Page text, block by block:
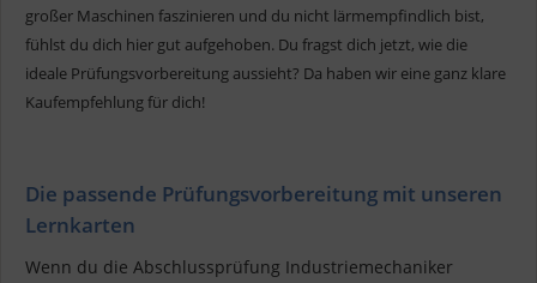
großer Maschinen faszinieren und du nicht lärmempfindlich bist,
fühlst du dich hier gut aufgehoben. Du fragst dich jetzt, wie die
ideale Prüfungsvorbereitung aussieht? Da haben wir eine ganz klare
Kaufempfehlung für dich!
Die passende Prüfungsvorbereitung mit unseren
Lernkarten
Wenn du die Abschlussprüfung Industriemechaniker